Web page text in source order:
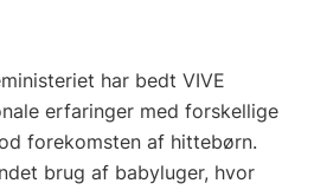
har bedt VIVE
erfaringer med forskellige
forekomsten af hittebørn.
brug af babyluger, hvor